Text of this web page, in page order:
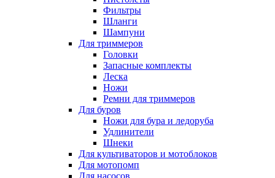
Фильтры
Шланги
Шампуни
Для триммеров
Головки
Запасные комплекты
Леска
Ножи
Ремни для триммеров
Для буров
Ножи для бура и ледоруба
Удлинители
Шнеки
Для культиваторов и мотоблоков
Для мотопомп
Для насосов